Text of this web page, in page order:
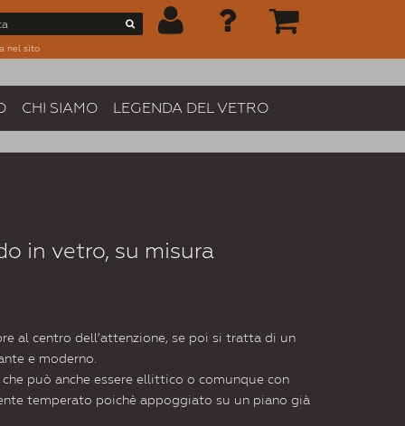
nel sito
CHI SIAMO LEGENDA DEL VETRO
in vetro, su misura
al centro dell’attenzione, se poi si tratta di un
e moderno.
può anche essere ellittico o comunque con
temperato poichè appoggiato su un piano già